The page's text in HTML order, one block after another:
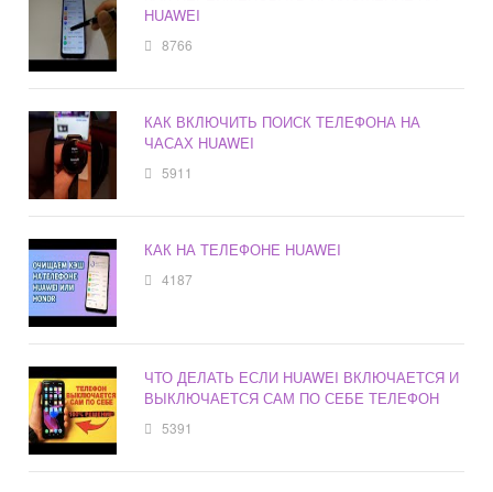
HUAWEI
8766
КАК ВКЛЮЧИТЬ ПОИСК ТЕЛЕФОНА НА
ЧАСАХ HUAWEI
5911
КАК НА ТЕЛЕФОНЕ HUAWEI
4187
ЧТО ДЕЛАТЬ ЕСЛИ HUAWEI ВКЛЮЧАЕТСЯ И
ВЫКЛЮЧАЕТСЯ САМ ПО СЕБЕ ТЕЛЕФОН
5391